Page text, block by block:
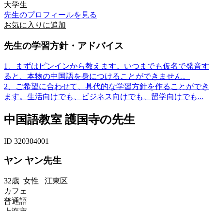
大学生
先生のプロフィールを見る
お気に入りに追加
先生の学習方針・アドバイス
1、まずはピンインから教えます。いつまでも仮名で発音す
ると、本物の中国語を身につけることができません。
2、ご希望に合わせて、具代的な学習方針を作ることができ
ます。生活向けでも、ビジネス向けでも、留学向けでも...
中国語教室 護国寺の先生
ID 320304001
ヤン ヤン先生
32歳 女性 江東区
カフェ
普通語